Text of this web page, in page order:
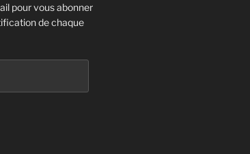
pour vous abonner
de chaque